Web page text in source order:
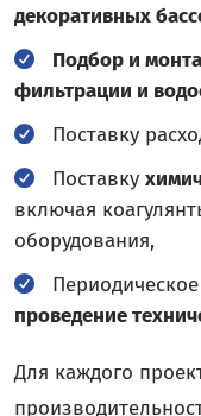
декоративных
Подбор и
фильтрации и
Поставку
Поставку
включая
оборудования,
Периодическое
проведение
Для каждого